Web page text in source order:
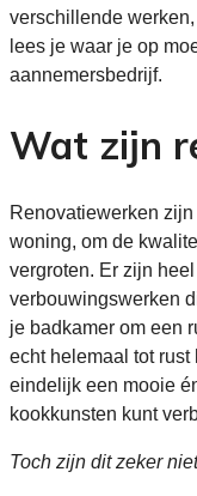
verschillende
lees je waar je op
aannemersbedrijf.
Wat zijn
Renovatiewerken
woning, om de
vergroten. Er zijn
verbouwingswerken
je badkamer om een
echt helemaal tot
eindelijk een mooie
kookkunsten kunt
Toch zijn dit zeker